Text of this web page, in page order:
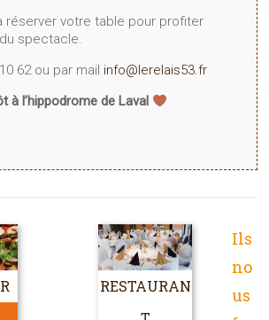
réserver votre table pour profiter
spectacle.
62 ou par mail info@lerelais53.fr
à l’hippodrome de Laval
RESTAURAN
Ils
no
us